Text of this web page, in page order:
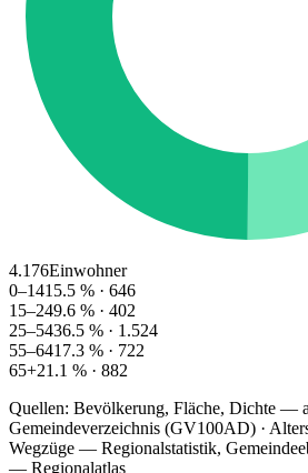
4.176Einwohner
0–1415.5 % · 646
15–249.6 % · 402
25–5436.5 % · 1.524
55–6417.3 % · 722
65+21.1 % · 882
Quellen: Bevölkerung, Fläche, Dichte —
Gemeindeverzeichnis (GV100AD) ·
Wegzüge — Regionalstatistik,
— Regionalatlas